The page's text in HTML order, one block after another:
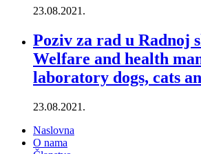
23.08.2021.
Poziv za rad u Radnoj
Welfare and health
laboratory dogs, cats
23.08.2021.
Naslovna
O nama